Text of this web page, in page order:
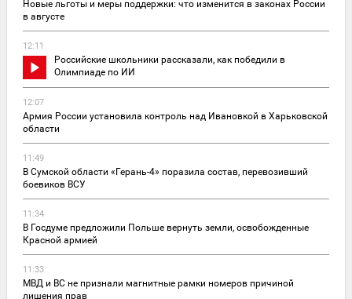
Новые льготы и меры поддержки: что изменится в законах России
в августе
12:11
Российские школьники рассказали, как победили в
Олимпиаде по ИИ
12:07
Армия России установила контроль над Ивановкой в Харьковской
области
11:49
В Сумской области «Герань-4» поразила состав, перевозивший
боевиков ВСУ
11:34
В Госдуме предложили Польше вернуть земли, освобожденные
Красной армией
11:33
МВД и ВС не признали магнитные рамки номеров причиной
лишения прав